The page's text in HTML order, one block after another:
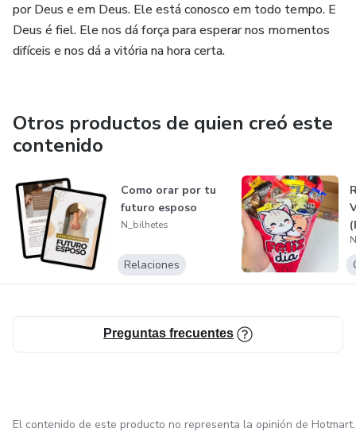
por Deus e em Deus. Ele está conosco em todo tempo. E
Deus é fiel. Ele nos dá força para esperar nos momentos
difíceis e nos dá a vitória na hora certa.
Otros productos de quien creó este
contenido
Como orar por tu
futuro esposo
N_bilhetes
Relaciones
Preguntas frecuentes
El contenido de este producto no representa la opinión de Hotmart.